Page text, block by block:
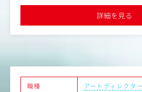
だきます。
＜具体的な業務内容＞
・事業部・コーポレートの
- 社内デザイナーの制作ア
- 外部ベンダーとの制作ア
●フレックスタイム制導入。
職種
アートディレクタ